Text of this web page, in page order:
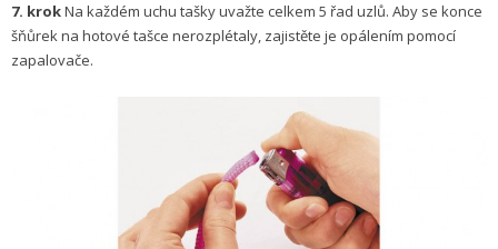
7. krokNa každém uchu tašky uvažte celkem 5 řad uzlů. Aby se konce
šňůrek na hotové tašce nerozplétaly, zajistěte je opálením pomocí
zapalovače.